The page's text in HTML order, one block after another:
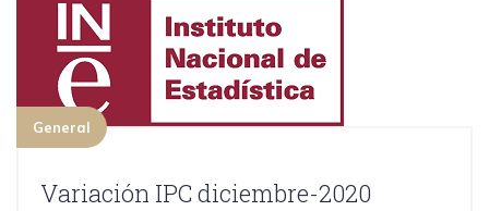
General
Variación IPC diciembre-2020